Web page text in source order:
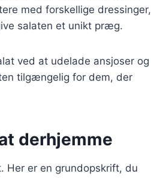
med forskellige dressinger,
salaten et unikt præg.
ved at udelade ansjoser og
tilgængelig for dem, der
derhjemme
Her er en grundopskrift, du